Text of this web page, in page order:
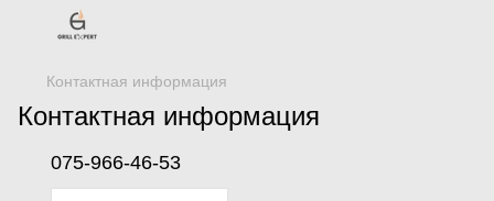
Контактная информация
Контактная информация
075-966-46-53